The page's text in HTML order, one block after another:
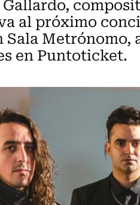
al próximo
Metrónomo,
en Puntoticket.